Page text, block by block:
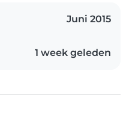
Juni 2015
1 week geleden